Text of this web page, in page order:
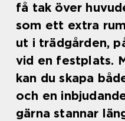
få tak över
som ett extra
ut i trädgården,
vid en festplats.
kan du skapa
och en
gärna stannar